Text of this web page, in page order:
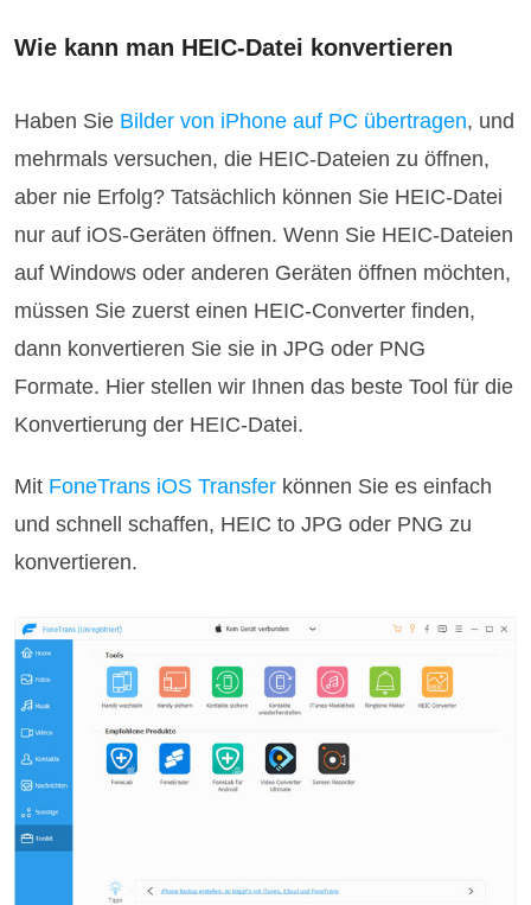
Wie kann man HEIC-Datei konvertieren
Haben Sie Bilder von iPhone auf PC übertragen, und
mehrmals versuchen, die HEIC-Dateien zu öffnen,
aber nie Erfolg? Tatsächlich können Sie HEIC-Datei
nur auf iOS-Geräten öffnen. Wenn Sie HEIC-Dateien
auf Windows oder anderen Geräten öffnen möchten,
müssen Sie zuerst einen HEIC-Converter finden,
dann konvertieren Sie sie in JPG oder PNG
Formate. Hier stellen wir Ihnen das beste Tool für die
Konvertierung der HEIC-Datei.
Mit FoneTrans iOS Transfer können Sie es einfach
und schnell schaffen, HEIC to JPG oder PNG zu
konvertieren.